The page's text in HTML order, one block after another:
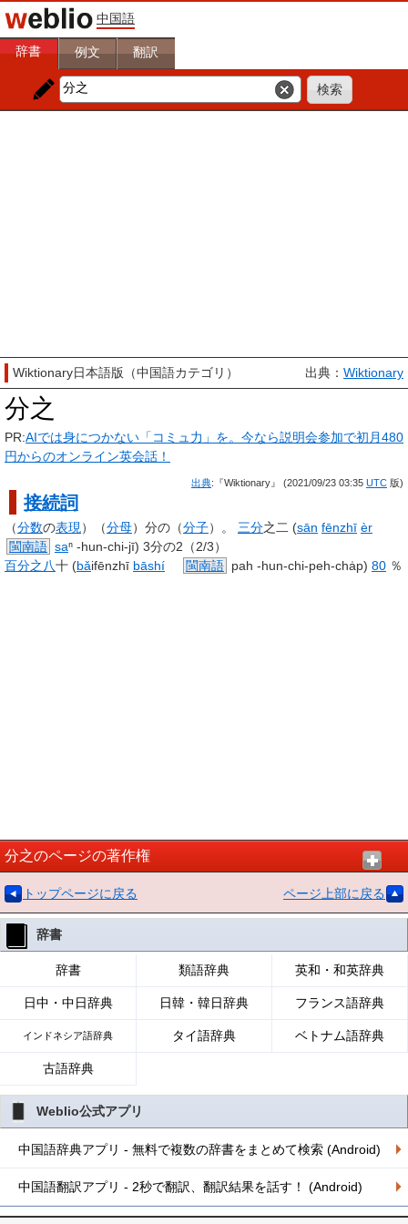
中国語
辞書 例文 翻訳
Wiktionary日本語版（中国語カテゴリ） 出典： Wiktionary
分之
PR:AIでは身につかない「コミュ力」を。今なら説明会参加で初月480
円からのオンライン英会話！
出典:『Wiktionary』 (2021/09/23 03:35 UTC 版)
接続詞
（分数の表現 ）（分母）分の（分子）。 三分之二 (sān fēnzhī èr
閩南語 saⁿ -hun-chi-jī) 3分の2（2/3）
百分之八十 (bǎifēnzhī bāshí 閩南語 pah -hun-chi-peh-cha̍p) 80 ％
分之のページの著作権
トップページに戻る ページ上部に戻る
辞書
辞書 類語辞典 英和・和英辞典
日中・中日辞典 日韓・韓日辞典 フランス語辞典
インドネシア語辞典 タイ語辞典 ベトナム語辞典
古語辞典
Weblio公式アプリ
中国語辞典アプリ - 無料で複数の辞書をまとめて検索 (Android)
中国語翻訳アプリ - 2秒で翻訳、翻訳結果を話す！ (Android)